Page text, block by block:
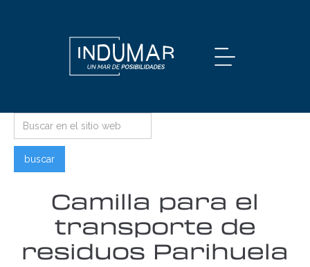
Camilla para el
transporte de
residuos Parihuela